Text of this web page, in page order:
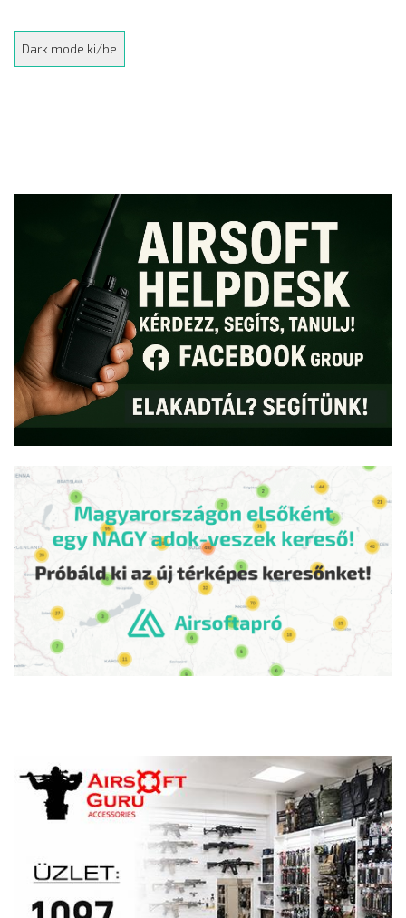
Dark mode ki/be